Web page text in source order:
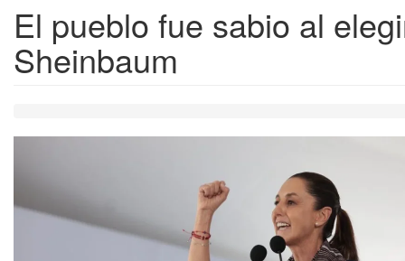
El pueblo fue sabio al
Sheinbaum